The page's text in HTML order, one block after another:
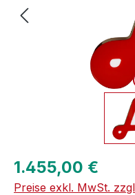
Regulärer Preis:
1.455,00 €
Preise exkl. MwSt.